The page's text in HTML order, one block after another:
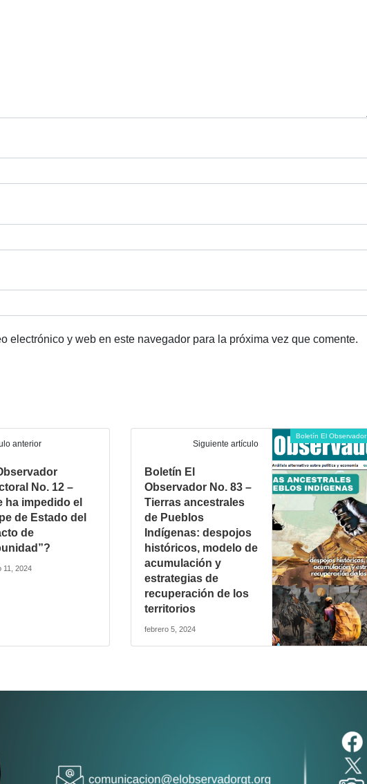
electrónico y web en este navegador para la próxima vez que comente.
anterior
No. 12 –
ha impedido el
de Estado del
de
11, 2024
Boletín El Observador
Siguiente artículo
Boletín El
Observador No. 83 –
Tierras ancestrales
de Pueblos
Indígenas: despojos
históricos, modelo de
acumulación y
estrategias de
recuperación de los
territorios
febrero 5, 2024